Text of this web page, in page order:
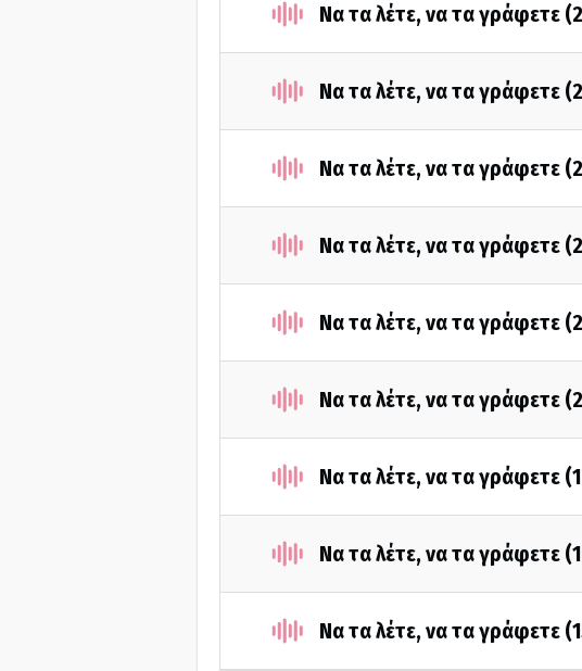
Να τα λέτε, να τα γράφετε
Να τα λέτε, να τα γράφετε
Να τα λέτε, να τα γράφετε
Να τα λέτε, να τα γράφετε
Να τα λέτε, να τα γράφετε
Να τα λέτε, να τα γράφετε
Να τα λέτε, να τα γράφετε
Να τα λέτε, να τα γράφετε
Να τα λέτε, να τα γράφετε